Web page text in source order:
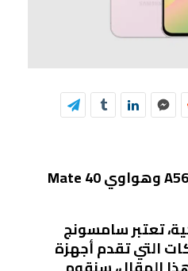
مقارنة بين سامسونج A56 وهواوي Mate 40
تعتبر سامسونج
التي تقدم أجهزة